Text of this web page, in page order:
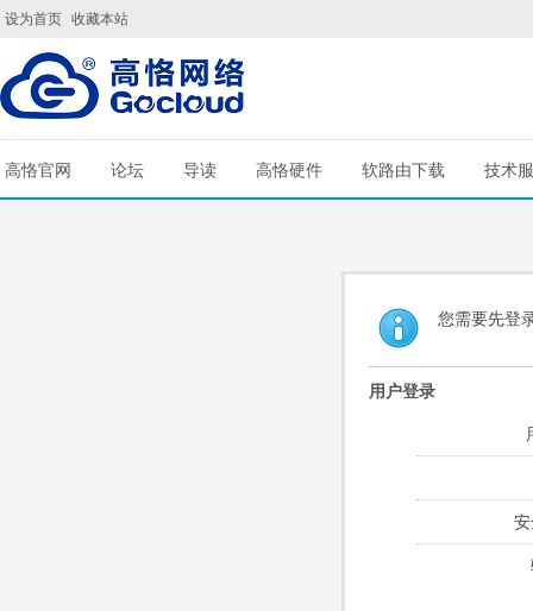
设为首页 收藏本站
高恪官网 论坛 导读 高恪硬件 软路由下载 技术
您需要先登
用户登录